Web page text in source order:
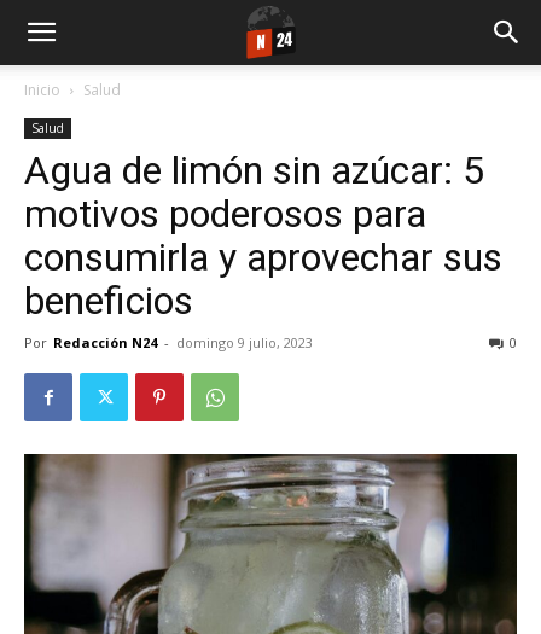
Inicio Salud
Salud
Agua de limón sin azúcar: 5
motivos poderosos para
consumirla y aprovechar sus
beneficios
Por Redacción N24 - domingo 9 julio, 2023 0